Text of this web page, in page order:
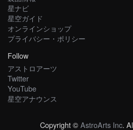
星ナビ
星空ガイド
オンラインショップ
プライバシー・ポリシー
Follow
アストロアーツ
Twitter
YouTube
星空アナウンス
Copyright ©AstroArts Inc.